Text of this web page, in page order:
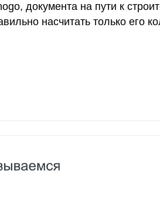
документа на пути к
насчитать только его